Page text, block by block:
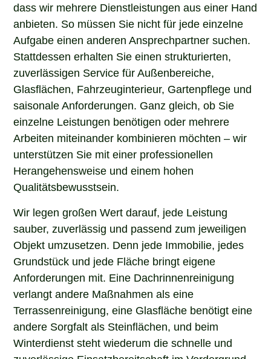
dass wir mehrere Dienstleistungen aus einer Hand
anbieten. So müssen Sie nicht für jede einzelne
Aufgabe einen anderen Ansprechpartner suchen.
Stattdessen erhalten Sie einen strukturierten,
zuverlässigen Service für Außenbereiche,
Glasflächen, Fahrzeuginterieur, Gartenpflege und
saisonale Anforderungen. Ganz gleich, ob Sie
einzelne Leistungen benötigen oder mehrere
Arbeiten miteinander kombinieren möchten – wir
unterstützen Sie mit einer professionellen
Herangehensweise und einem hohen
Qualitätsbewusstsein.
Wir legen großen Wert darauf, jede Leistung
sauber, zuverlässig und passend zum jeweiligen
Objekt umzusetzen. Denn jede Immobilie, jedes
Grundstück und jede Fläche bringt eigene
Anforderungen mit. Eine Dachrinnenreinigung
verlangt andere Maßnahmen als eine
Terrassenreinigung, eine Glasfläche benötigt eine
andere Sorgfalt als Steinflächen, und beim
Winterdienst steht wiederum die schnelle und